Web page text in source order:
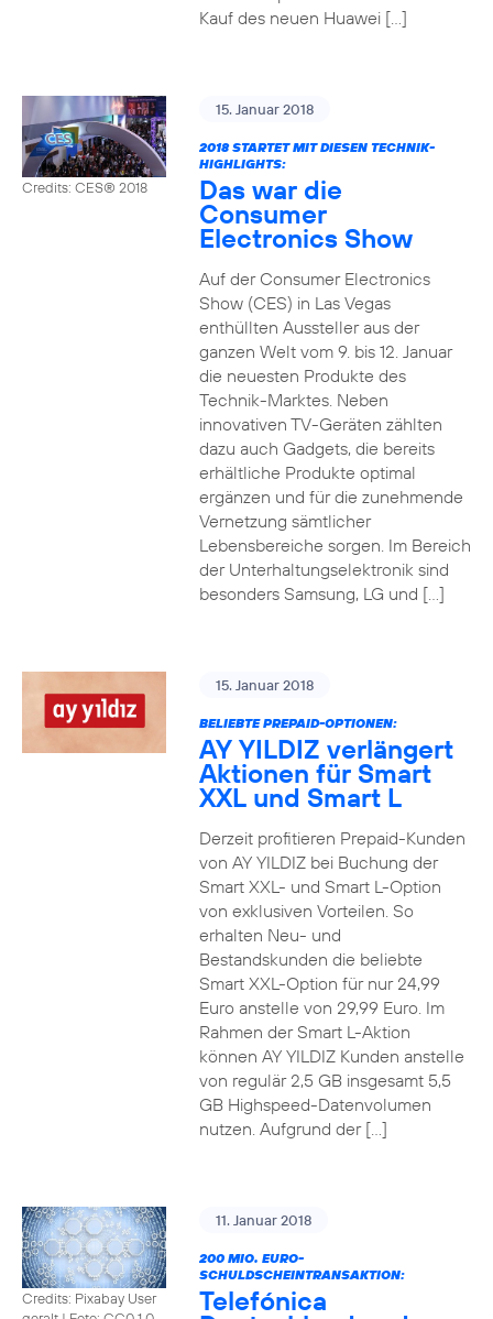
Kauf des neuen Huawei […]
Credits: CES® 2018
15. Januar 2018
2018 STARTET MIT DIESEN TECHNIK-
HIGHLIGHTS:
Das war die
Consumer
Electronics Show
Auf der Consumer Electronics
Show (CES) in Las Vegas
enthüllten Aussteller aus der
ganzen Welt vom 9. bis 12. Januar
die neuesten Produkte des
Technik-Marktes. Neben
innovativen TV-Geräten zählten
dazu auch Gadgets, die bereits
erhältliche Produkte optimal
ergänzen und für die zunehmende
Vernetzung sämtlicher
Lebensbereiche sorgen. Im Bereich
der Unterhaltungselektronik sind
besonders Samsung, LG und […]
15. Januar 2018
BELIEBTE PREPAID-OPTIONEN:
AY YILDIZ verlängert
Aktionen für Smart
XXL und Smart L
Derzeit profitieren Prepaid-Kunden
von AY YILDIZ bei Buchung der
Smart XXL- und Smart L-Option
von exklusiven Vorteilen. So
erhalten Neu- und
Bestandskunden die beliebte
Smart XXL-Option für nur 24,99
Euro anstelle von 29,99 Euro. Im
Rahmen der Smart L-Aktion
können AY YILDIZ Kunden anstelle
von regulär 2,5 GB insgesamt 5,5
GB Highspeed-Datenvolumen
nutzen. Aufgrund der […]
Credits: Pixabay User
11. Januar 2018
200 MIO. EURO-
SCHULDSCHEINTRANSAKTION:
Telefónica